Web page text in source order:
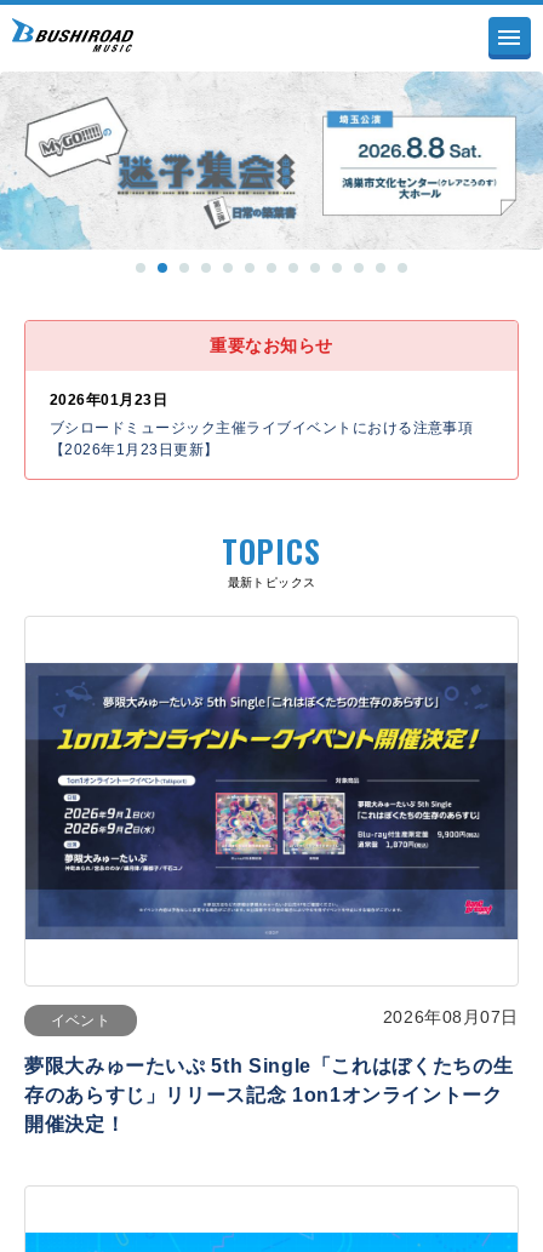
重要なお知らせ
2026年01月23日
ブシロードミュージック主催ライブイベントにおける注意事項
【2026年1月23日更新】
TOPICS
最新トピックス
イベント 2026年08月07日
夢限大みゅーたいぷ 5th Single「これはぼくたちの生
存のあらすじ」リリース記念 1on1オンライントーク
開催決定！